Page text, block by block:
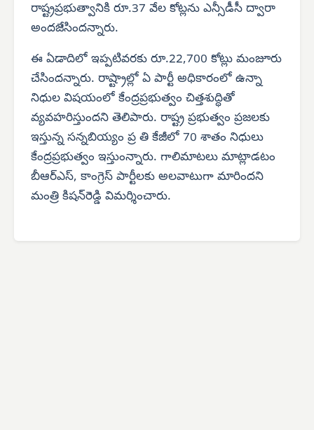
రాష్ట్రప్రభుత్వానికి రూ.37 వేల కోట్లను ఎన్సీడీసీ ద్వారా
అందజేసిందన్నారు.
ఈ ఏడాదిలో ఇప్పటివరకు రూ.22,700 కోట్లు మంజూరు
చేసిందన్నారు. రాష్ట్రాల్లో ఏ పార్టీ అధికారంలో ఉన్నా
నిధుల విషయంలో కేంద్రప్రభుత్వం చిత్తశుద్ధితో
వ్యవహరిస్తుందని తెలిపారు. రాష్ట్ర ప్రభుత్వం ప్రజలకు
ఇస్తున్న సన్నబియ్యం ప్ర తి కేజీలో 70 శాతం నిధులు
కేంద్రప్రభుత్వం ఇస్తుంన్నారు. గాలిమాటలు మాట్లాడటం
బీఆర్‌ఎస్, కాంగ్రెస్ పార్టీలకు అలవాటుగా మారిందని
మంత్రి కిషన్‌రెడ్డి విమర్శించారు.